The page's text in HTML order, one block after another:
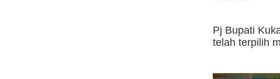
Pj Bupati
telah terpilih